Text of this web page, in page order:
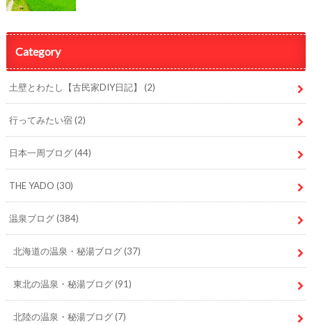
Category
土壁とわたし【古民家DIY日記】 (2)
行ってみたい宿(2)
日本一周ブログ(44)
THE YADO (30)
温泉ブログ(384)
北海道の温泉・秘湯ブログ(37)
東北の温泉・秘湯ブログ(91)
北陸の温泉・秘湯ブログ(7)